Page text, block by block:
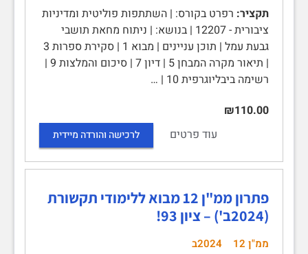
תקציר: רפרט בקורס: | השתתפות פוליטית ומדיניות
ציבורית - 12207 | בנושא: | ניתוח מחאת תושבי
גבעת עמל | תוכן עניינים | מבוא 1 | סקירת ספרות 3
| תיאור מקרה המבחן 5 | דיון 7 | סיכום והמלצות 9 |
רשימה ביבליוגרפית 10 | …
₪110.00
עוד פרטים
לרכישה והורדה מיידית
פתרון ממ"ן 12 מבוא ללימודי תקשורת
(2024ב') – ציון 93!
ממ"ן 12 2024ב